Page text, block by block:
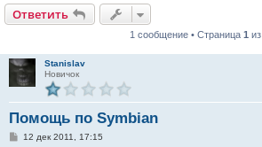
Ответить
1 сообщение • Страница 1 из
Stanislav
Новичок
Помощь по Symbian
С12 дек 2011, 17:15